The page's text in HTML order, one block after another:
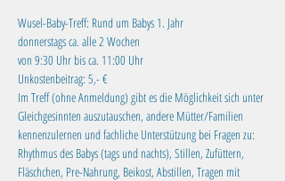
Wusel-Baby-Treff: Rund um Babys 1. Jahr
donnerstags ca. alle 2 Wochen
von 9:30 Uhr bis ca. 11:00 Uhr
Unkostenbeitrag: 5,- €
Im Treff (ohne Anmeldung) gibt es die Möglichkeit sich unter
Gleichgesinnten auszutauschen, andere Mütter/Familien
kennenzulernen und fachliche Unterstützung bei Fragen zu:
Rhythmus des Babys (tags und nachts), Stillen, Zufüttern,
Fläschchen, Pre-Nahrung, Beikost, Abstillen, Tragen mit